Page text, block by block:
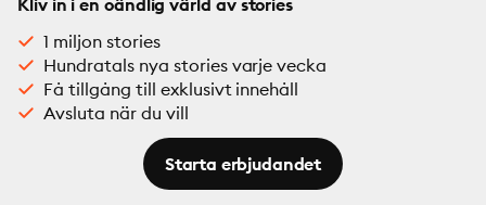
Kliv in i en oändlig värld av stories
1 miljon stories
Hundratals nya stories varje vecka
Få tillgång till exklusivt innehåll
Avsluta när du vill
Starta erbjudandet